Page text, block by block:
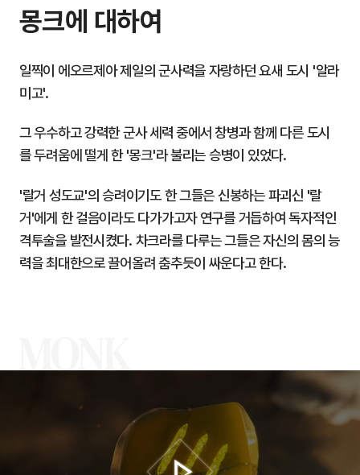
몽크에 대하여
일찍이 에오르제아 제일의 군사력을 자랑하던 요새 도시 '알라
미고'.
그 우수하고 강력한 군사 세력 중에서 창병과 함께 다른 도시
를 두려움에 떨게 한 '몽크'라 불리는 승병이 있었다.
'랄거 성도교'의 승려이기도 한 그들은 신봉하는 파괴신 '랄
거'에게 한 걸음이라도 다가가고자 연구를 거듭하여 독자적인
격투술을 발전시켰다. 차크라를 다루는 그들은 자신의 몸의 능
력을 최대한으로 끌어올려 춤추듯이 싸운다고 한다.